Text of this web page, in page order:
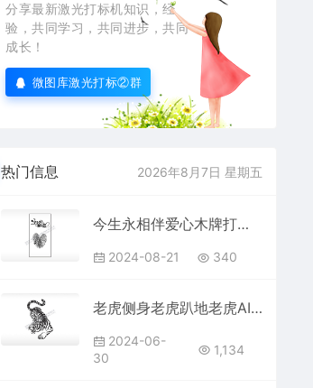
分享最新激光打标机知识，经
验，共同学习，共同进步，共同
成长！
微图库激光打标②群
热门信息 2026年8月7日 星期五
今生永相伴爱心木牌打火机AI8.0格式激光打标文件通用矢量图
2024-08-21 340
老虎侧身老虎趴地老虎AI8.0格式激光打标文件通用矢量图
2024-06-
30
1,134